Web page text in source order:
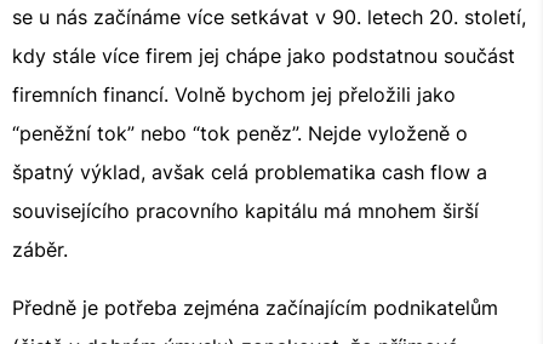
se u nás začínáme více setkávat v 90. letech 20. století,
kdy stále více firem jej chápe jako podstatnou součást
firemních financí. Volně bychom jej přeložili jako
“peněžní tok” nebo “tok peněz”. Nejde vyloženě o
špatný výklad, avšak celá problematika cash flow a
souvisejícího pracovního kapitálu má mnohem širší
záběr.
Předně je potřeba zejména začínajícím podnikatelům